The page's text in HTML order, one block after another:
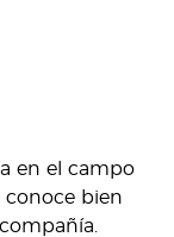
en el campo
conoce bien